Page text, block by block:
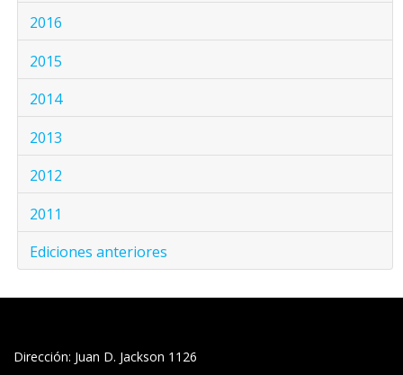
2016
2015
2014
2013
2012
2011
Ediciones anteriores
Dirección: Juan D. Jackson 1126